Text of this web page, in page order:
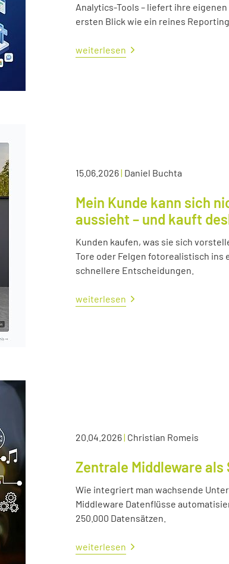
Analytics-Tools – liefert ihre
ersten Blick wie ein reines
weiterlesen
15.06.2026| Daniel Buchta
Mein Kunde kann sich
aussieht – und kauft
Kunden kaufen, was sie sich
Tore oder Felgen fotorealistisch ins
schnellere Entscheidungen.
weiterlesen
20.04.2026| Christian Romeis
Zentrale Middleware
Wie integriert man wachsende
Middleware Datenflüsse
250.000 Datensätzen.
weiterlesen